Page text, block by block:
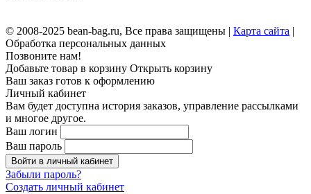
© 2008-2025 bean-bag.ru, Все права защищены | Карта сайта |
Обработка персональных данных
Позвоните нам!
Добавьте товар в корзину Открыть корзину
Ваш заказ готов к оформлению
Личный кабинет
Вам будет доступна история заказов, управление рассылками
и многое другое.
Ваш логин
Ваш пароль
Войти в личный кабинет
Забыли пароль?
Создать личный кабинет